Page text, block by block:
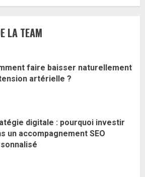
LA TEAM
faire baisser naturellement
artérielle ?
digitale : pourquoi investir
un accompagnement SEO